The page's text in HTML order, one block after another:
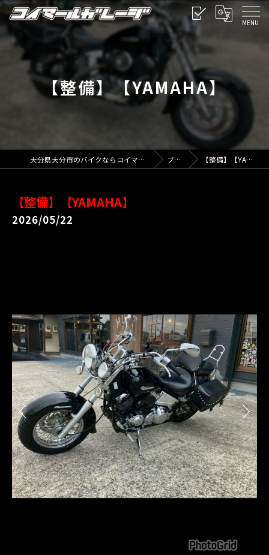
【整備】【YAMAHA】
大分県大分市のバイクならコイマールガレージ ブログ 【整備】【YAMAHA】
【整備】【YAMAHA】
2026/05/22